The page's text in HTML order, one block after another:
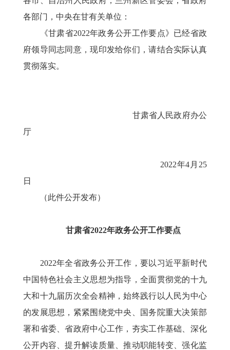
各部门，中央在甘有关单位：
《甘肃省2022年政务公开工作要点》已经省政
府领导同志同意，现印发给你们，请结合实际认真
贯彻落实。
甘肃省人民政府办公
厅
2022年4月25
日
（此件公开发布）
甘肃省2022年政务公开工作要点
2022年全省政务公开工作，要以习近平新时代
中国特色社会主义思想为指导，全面贯彻党的十九
大和十九届历次全会精神，始终践行以人民为中心
的发展思想，紧紧围绕党中央、国务院重大决策部
署和省委、省政府中心工作，夯实工作基础、深化
公开内容、提升解读质量、推动职能转变、强化监